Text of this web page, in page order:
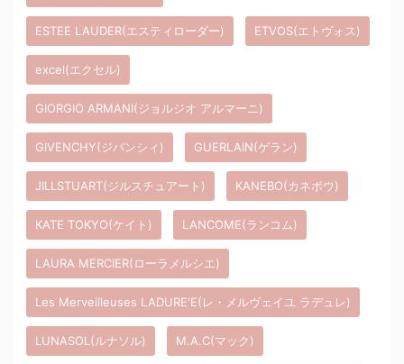
ESTEE LAUDER(エスティローダー) ETVOS(エトヴォス)
excel(エクセル)
GIORGIO ARMANI(ジョルジオ アルマーニ)
GIVENCHY(ジバンシィ) GUERLAIN(ゲラン)
JILLSTUART(ジルスチュアート) KANEBO(カネボウ)
KATE TOKYO(ケイト) LANCOME(ランコム)
LAURA MERCIER(ローラメルシエ)
Les Merveilleuses LADURE'E(レ・メルヴェイユ ラデュレ)
LUNASOL(ルナソル) M.A.C(マック)